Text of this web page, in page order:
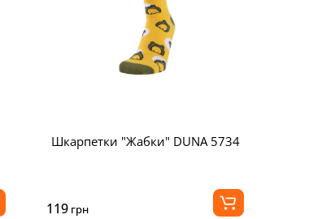
Шкарпетки "Жабки" DUNA 5734
119 грн